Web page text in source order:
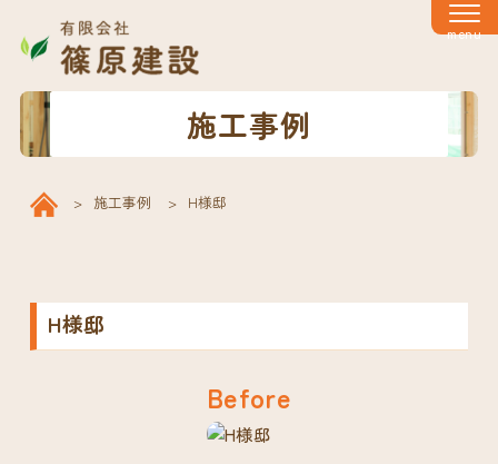
施工事例
menu
施工事例 H様邸
H様邸
Before